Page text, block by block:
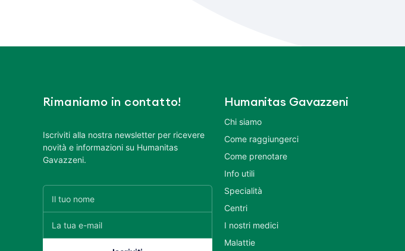
Rimaniamo in contatto!
Iscriviti alla nostra newsletter per ricevere
novità e informazioni su Humanitas
Gavazzeni.
Humanitas Gavazzeni
Chi siamo
Come raggiungerci
Come prenotare
Info utili
Specialità
Centri
I nostri medici
Malattie